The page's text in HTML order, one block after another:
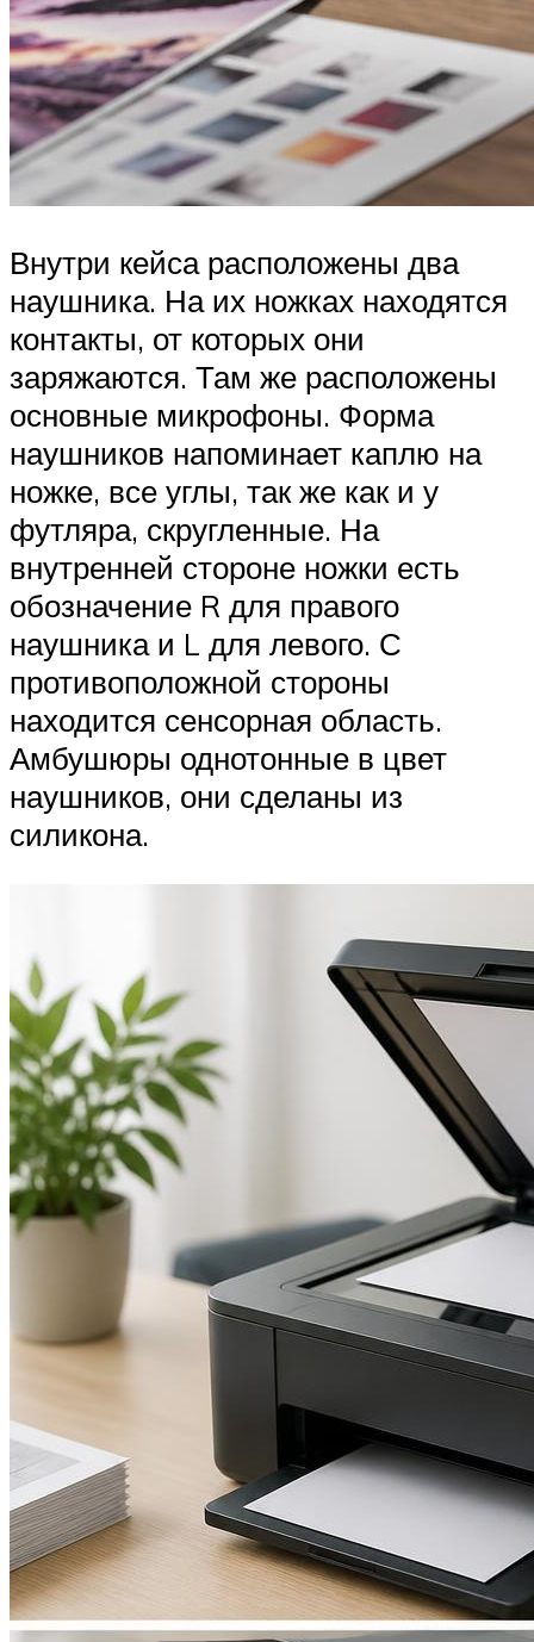
Внутри кейса расположены два
наушника. На их ножках находятся
контакты, от которых они
заряжаются. Там же расположены
основные микрофоны. Форма
наушников напоминает каплю на
ножке, все углы, так же как и у
футляра, скругленные. На
внутренней стороне ножки есть
обозначение R для правого
наушника и L для левого. С
противоположной стороны
находится сенсорная область.
Амбушюры однотонные в цвет
наушников, они сделаны из
силикона.